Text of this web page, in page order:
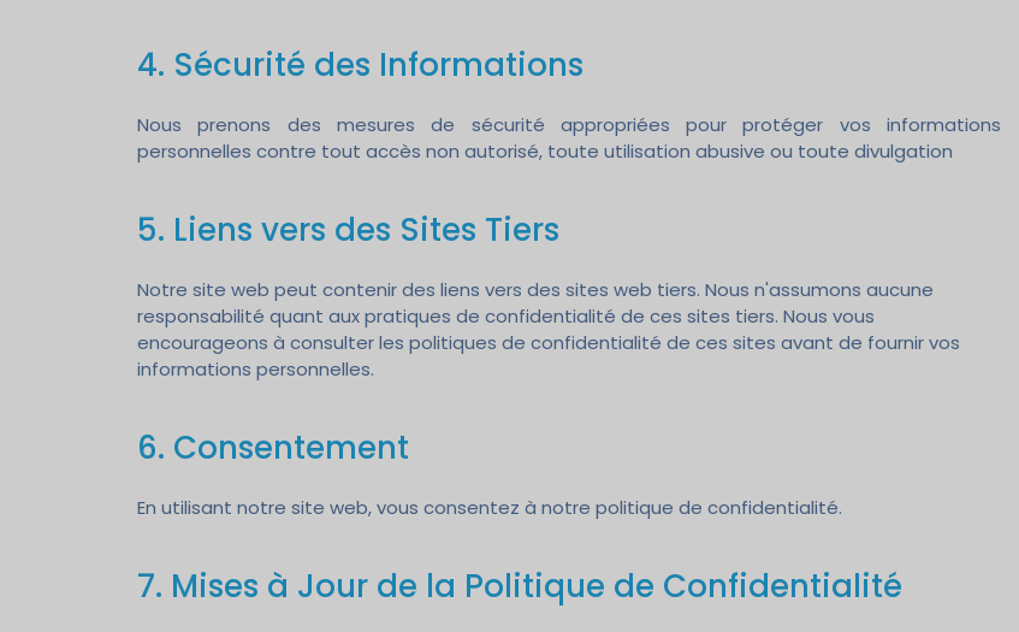
4. Sécurité des Informations
Nous prenons des mesures de sécurité appropriées pour protéger vos informations
personnelles contre tout accès non autorisé, toute utilisation abusive ou toute divulgation
5. Liens vers des Sites Tiers
Notre site web peut contenir des liens vers des sites web tiers. Nous n'assumons aucune
responsabilité quant aux pratiques de confidentialité de ces sites tiers. Nous vous
encourageons à consulter les politiques de confidentialité de ces sites avant de fournir vos
informations personnelles.
6. Consentement
En utilisant notre site web, vous consentez à notre politique de confidentialité.
7. Mises à Jour de la Politique de Confidentialité